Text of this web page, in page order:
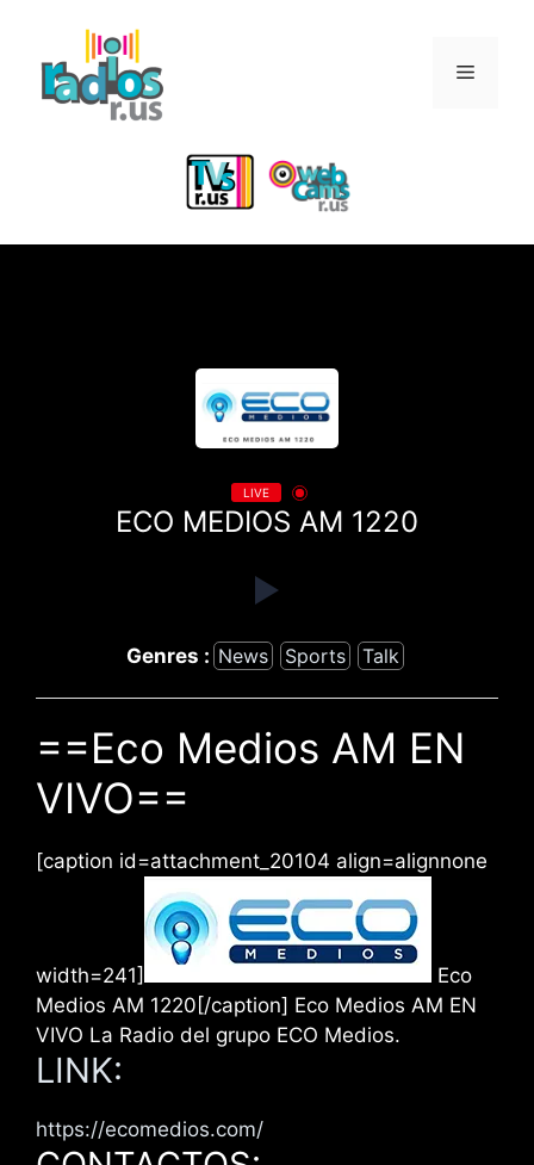
content
Menu
LIVE
ECO MEDIOS AM 1220
Genres : News Sports Talk
==Eco Medios AM EN
VIVO==
[caption id=attachment_20104 align=alignnone
width=241]
Eco
Medios AM 1220[/caption] Eco Medios AM EN
VIVO La Radio del grupo ECO Medios.
LINK:
https://ecomedios.com/